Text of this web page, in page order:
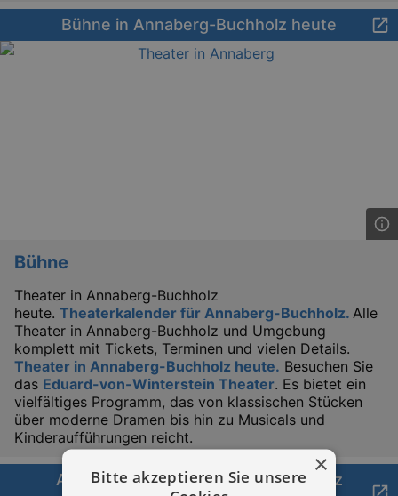
Bühne in Annaberg-Buchholz heute
Bühne
Theater in Annaberg-Buchholz
heute. Theaterkalender für Annaberg-Buchholz. Alle
Theater in Annaberg-Buchholz und Umgebung
komplett mit Tickets, Terminen und vielen Details.
Theater in Annaberg-Buchholz heute. Besuchen Sie
das Eduard-von-Winterstein Theater. Es bietet ein
vielfältiges Programm, das von klassischen Stücken
über moderne Dramen bis hin zu Musicals und
Kinderaufführungen reicht.
Ausstellungen in Annaberg-Buchholz
×
Bitte akzeptieren Sie unsere